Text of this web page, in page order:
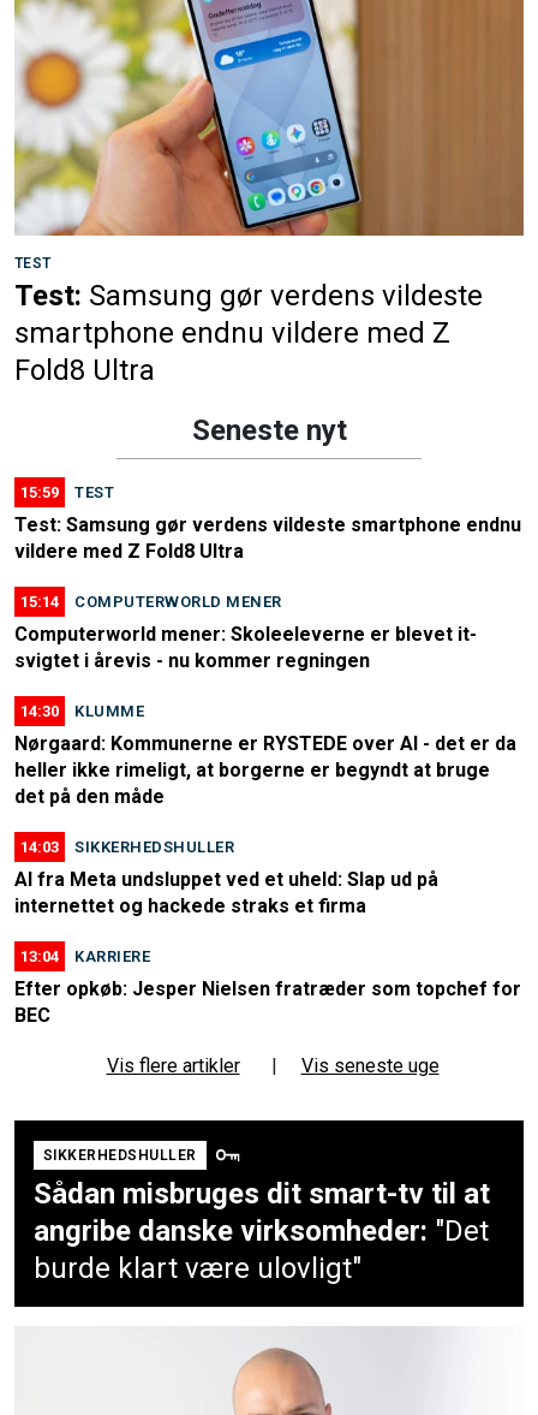
TEST
Test: Samsung gør verdens vildeste
smartphone endnu vildere med Z
Fold8 Ultra
Seneste nyt
15:59 TEST
Test: Samsung gør verdens vildeste smartphone endnu
vildere med Z Fold8 Ultra
15:14 COMPUTERWORLD MENER
Computerworld mener: Skoleeleverne er blevet it-
svigtet i årevis - nu kommer regningen
14:30 KLUMME
Nørgaard: Kommunerne er RYSTEDE over AI - det er da
heller ikke rimeligt, at borgerne er begyndt at bruge
det på den måde
14:03 SIKKERHEDSHULLER
AI fra Meta undsluppet ved et uheld: Slap ud på
internettet og hackede straks et firma
13:04 KARRIERE
Efter opkøb: Jesper Nielsen fratræder som topchef for
BEC
Vis flere artikler | Vis seneste uge
SIKKERHEDSHULLER
Sådan misbruges dit smart-tv til at
angribe danske virksomheder: "Det
burde klart være ulovligt"